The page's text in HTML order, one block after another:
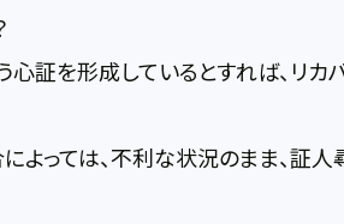
証を形成しているとすれば、リカ
よっては、不利な状況のまま、証